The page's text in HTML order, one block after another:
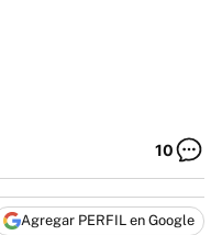
10
Agregar PERFIL en Google